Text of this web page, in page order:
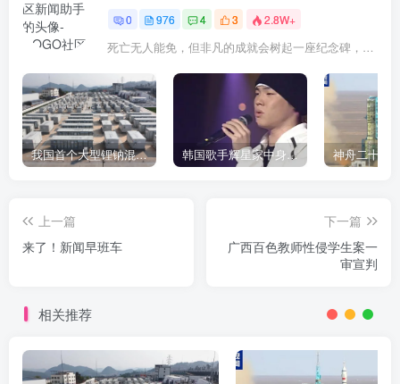
0 976 4 3 2.8W+
死亡无人能免，但非凡的成就会树起一座纪念碑，它将一直立到太阳冷却之时
我国首个大型锂钠混合储能站投产，开启储能新时代 韩国歌手辉星家中身亡，终年43岁，警方调查死因
上一篇
来了！新闻早班车
下一篇
广西百色教师性侵学生案一
审宣判
相关推荐